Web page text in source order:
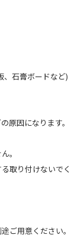
、石膏ボードなど)
原因になります。
。
取り付けないでく
ご用意ください。